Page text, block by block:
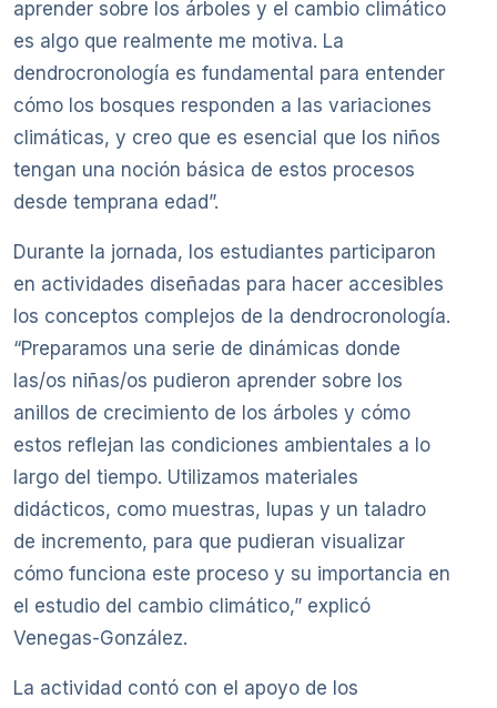
aprender sobre los árboles y el cambio climático
es algo que realmente me motiva. La
dendrocronología es fundamental para entender
cómo los bosques responden a las variaciones
climáticas, y creo que es esencial que los niños
tengan una noción básica de estos procesos
desde temprana edad”.
Durante la jornada, los estudiantes participaron
en actividades diseñadas para hacer accesibles
los conceptos complejos de la dendrocronología.
“Preparamos una serie de dinámicas donde
las/os niñas/os pudieron aprender sobre los
anillos de crecimiento de los árboles y cómo
estos reflejan las condiciones ambientales a lo
largo del tiempo. Utilizamos materiales
didácticos, como muestras, lupas y un taladro
de incremento, para que pudieran visualizar
cómo funciona este proceso y su importancia en
el estudio del cambio climático,” explicó
Venegas-González.
La actividad contó con el apoyo de los